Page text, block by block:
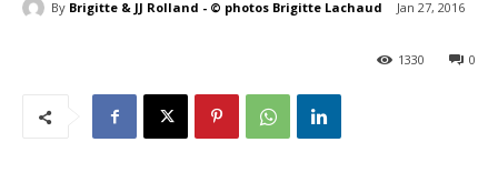
By Brigitte & JJ Rolland - © photos Brigitte Lachaud Jan 27, 2016
0
1330